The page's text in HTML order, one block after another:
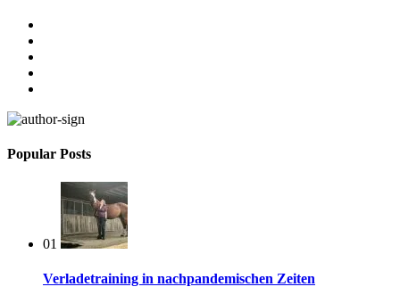
Popular Posts
01
Verladetraining in nachpandemischen Zeiten